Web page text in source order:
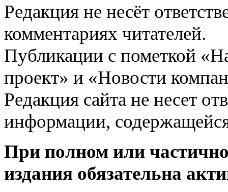
Редакция не несёт
комментариях читателей.
Публикации с пометкой
проект» и «Новости
Редакция сайта не несет
информации,
При полном или
издания обязательна